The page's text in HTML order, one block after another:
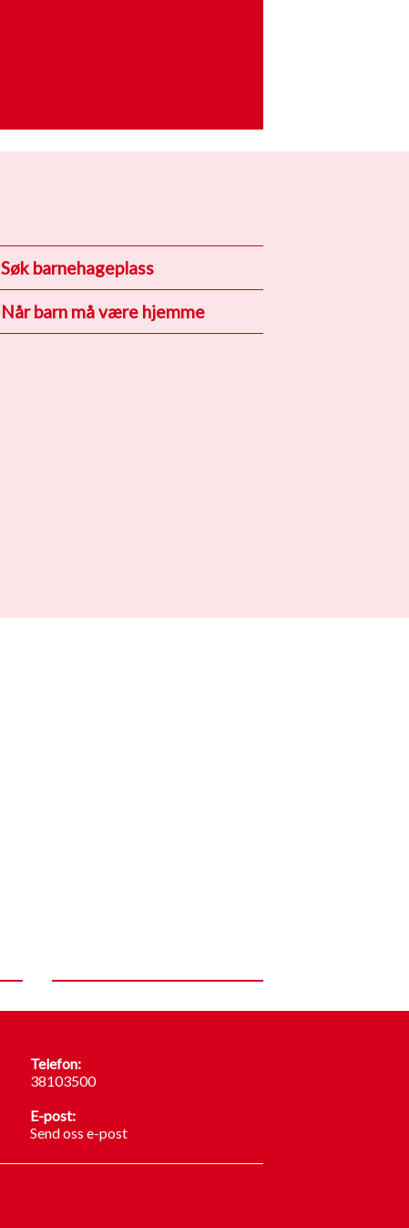
Søk barnehageplass
Når barn må være hjemme
Telefon:
38103500
E-post:
Send oss e-post